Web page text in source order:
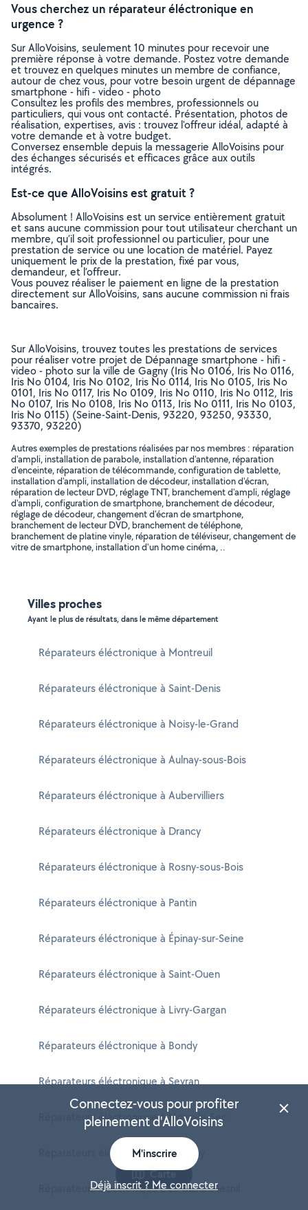
Vous cherchez un réparateur éléctronique en
urgence ?
Sur AlloVoisins, seulement 10 minutes pour recevoir une
première réponse à votre demande. Postez votre demande
et trouvez en quelques minutes un membre de confiance,
autour de chez vous, pour votre besoin urgent de dépannage
smartphone - hifi - video - photo
Consultez les profils des membres, professionnels ou
particuliers, qui vous ont contacté. Présentation, photos de
réalisation, expertises, avis : trouvez l'offreur idéal, adapté à
votre demande et à votre budget.
Conversez ensemble depuis la messagerie AlloVoisins pour
des échanges sécurisés et efficaces grâce aux outils
intégrés.
Est-ce que AlloVoisins est gratuit ?
Absolument ! AlloVoisins est un service entièrement gratuit
et sans aucune commission pour tout utilisateur cherchant un
membre, qu’il soit professionnel ou particulier, pour une
prestation de service ou une location de matériel. Payez
uniquement le prix de la prestation, fixé par vous,
demandeur, et l’offreur.
Vous pouvez réaliser le paiement en ligne de la prestation
directement sur AlloVoisins, sans aucune commission ni frais
bancaires.
Sur AlloVoisins, trouvez toutes les prestations de services
pour réaliser votre projet de Dépannage smartphone - hifi -
video - photo sur la ville de Gagny (Iris No 0106, Iris No 0116,
Iris No 0104, Iris No 0102, Iris No 0114, Iris No 0105, Iris No
0101, Iris No 0117, Iris No 0109, Iris No 0110, Iris No 0112, Iris
No 0107, Iris No 0108, Iris No 0113, Iris No 0111, Iris No 0103,
Iris No 0115) (Seine-Saint-Denis, 93220, 93250, 93330,
93370, 93220)
Autres exemples de prestations réalisées par nos membres : réparation
d'ampli, installation de parabole, installation d'antenne, réparation
d'enceinte, réparation de télécommande, configuration de tablette,
installation d'ampli, installation de décodeur, installation d'écran,
réparation de lecteur DVD, réglage TNT, branchement d'ampli, réglage
d'ampli, configuration de smartphone, branchement de décodeur,
réglage de décodeur, changement d'écran de smartphone,
branchement de lecteur DVD, branchement de téléphone,
branchement de platine vinyle, réparation de téléviseur, changement de
vitre de smartphone, installation d'un home cinéma, ..
Villes proches
Ayant le plus de résultats, dans le même département
Réparateurs éléctronique à Montreuil
Réparateurs éléctronique à Saint-Denis
Réparateurs éléctronique à Noisy-le-Grand
Réparateurs éléctronique à Aulnay-sous-Bois
Réparateurs éléctronique à Aubervilliers
Réparateurs éléctronique à Drancy
Réparateurs éléctronique à Rosny-sous-Bois
Réparateurs éléctronique à Pantin
Réparateurs éléctronique à Épinay-sur-Seine
Réparateurs éléctronique à Saint-Ouen
Réparateurs éléctronique à Livry-Gargan
Réparateurs éléctronique à Bondy
Réparateurs éléctronique à Sevran
Réparateurs éléctronique à Noisy-le-Sec
Réparateurs éléctronique à Bobigny
Réparateurs éléctronique à Le Blanc-Mesnil
Carte
Connectez-vous pour profiter
pleinement d'AlloVoisins
M'inscrire
Déjà inscrit ? Me connecter